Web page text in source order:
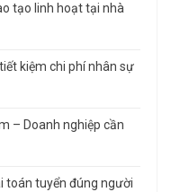
tạo linh hoạt tại nhà
kiệm chi phí nhân sự
– Doanh nghiệp cần
toán tuyển đúng người